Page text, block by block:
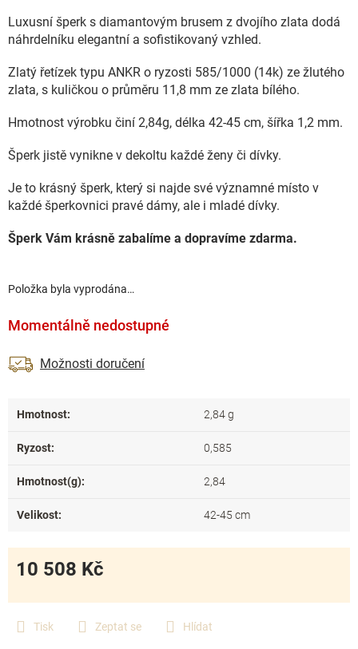
Položka byla vyprodána…
Luxusní šperk s diamantovým brusem z dvojího zlata dodá
náhrdelníku elegantní a sofistikovaný vzhled.
Zlatý řetízek typu ANKR o ryzosti 585/1000 (14k) ze žlutého
zlata, s kuličkou o průměru 11,8 mm ze zlata bílého.
Hmotnost výrobku činí 2,84g, délka 42-45 cm, šířka 1,2 mm.
Šperk jistě vynikne v dekoltu každé ženy či dívky.
Je to krásný šperk, který si najde své významné místo v
každé šperkovnici pravé dámy, ale i mladé dívky.
Šperk Vám krásně zabalíme a dopravíme zdarma.
Tisk Zeptat se Hlídat
Momentálně nedostupné
Možnosti doručení
10 508 Kč
cena:
Hmotnost: 2,84 g
Ryzost: 0,585
Hmotnost(g): 2,84
Velikost: 42-45 cm